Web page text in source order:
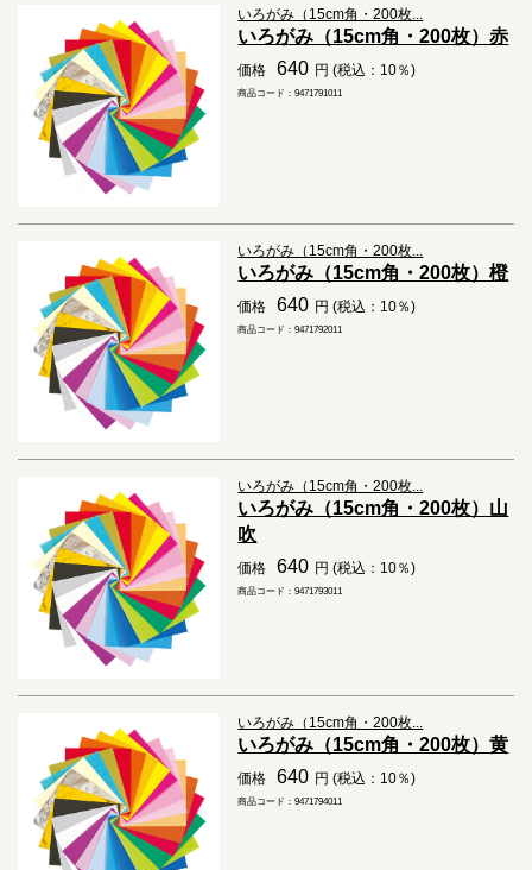
いろがみ（15cm角・200枚...
いろがみ（15cm角・200枚）赤
価格 640 円 (税込：10％)
商品コード：9471791011
いろがみ（15cm角・200枚...
いろがみ（15cm角・200枚）橙
価格 640 円 (税込：10％)
商品コード：9471792011
いろがみ（15cm角・200枚...
いろがみ（15cm角・200枚）山
吹
価格 640 円 (税込：10％)
商品コード：9471793011
いろがみ（15cm角・200枚...
いろがみ（15cm角・200枚）黄
価格 640 円 (税込：10％)
商品コード：9471794011